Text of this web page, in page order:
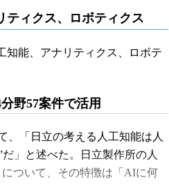
ティクス、ロボティクス
知能、アナリティクス、ロボテ
野57案件で活用
、「日立の考える人工知能は人
」と述べた。日立製作所の人
について、その特徴は「AIに何